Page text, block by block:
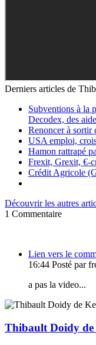
Derniers articles de
Subventions à la
Decodex, des
Renoncer à sortir
USA emploi,
Hamon rattrapé
Frexit, Grexit, €-
Crédit Agricole
Découvrir les autres
1 Commentaire
Lien vers le
16:44 Posté par
a pas la video...
Thibault Doidy de